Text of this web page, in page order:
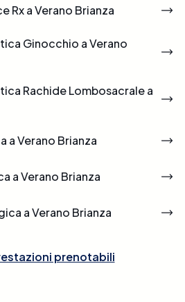
Rx a Verano Brianza
Ginocchio a Verano
Rachide Lombosacrale a
a Verano Brianza
a Verano Brianza
a Verano Brianza
prenotabili